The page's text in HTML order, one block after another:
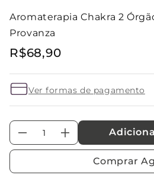
Aromaterapia Chakra 2
Provanza
R$68,90
Ver formas de pagamento
＋
－
Comprar